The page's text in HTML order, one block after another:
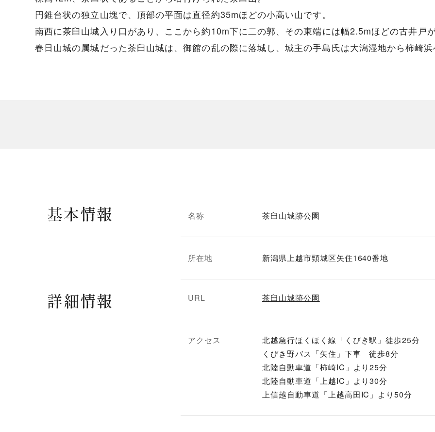
円錐台状の独立山塊で、頂部の平面は直径約35mほどの小高い山です。
南西に茶臼山城入り口があり、ここから約10m下に二の郭、その東端には幅2.5mほどの古井戸
春日山城の属城だった茶臼山城は、御館の乱の際に落城し、城主の手島氏は大潟湿地から柿崎
基本情報 名称 茶臼山城跡公園
所在地 新潟県上越市頸城区矢住1640番地
詳細情報 URL 茶臼山城跡公園
アクセス
北越急行ほくほく線「くびき駅」徒歩25分
くびき野バス「矢住」下車 徒歩8分
北陸自動車道「柿崎IC」より25分
北陸自動車道「上越IC」より30分
上信越自動車道「上越高田IC」より50分